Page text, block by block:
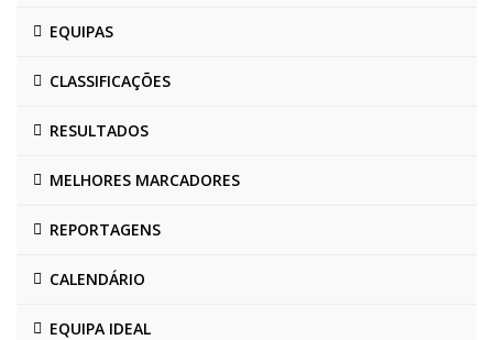
EQUIPAS
CLASSIFICAÇÕES
RESULTADOS
MELHORES MARCADORES
REPORTAGENS
CALENDÁRIO
EQUIPA IDEAL